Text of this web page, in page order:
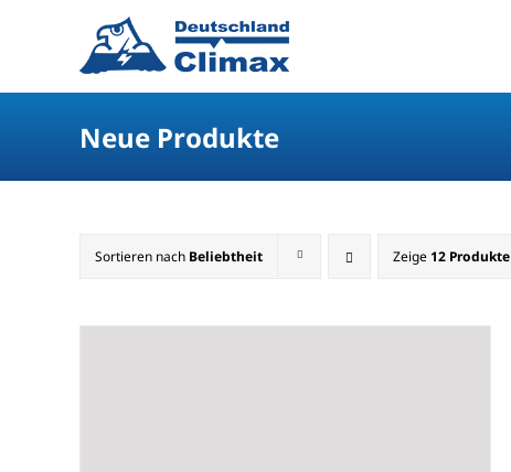
Neue Produkte
Sortieren nach Beliebtheit Zeige 12 Produkte